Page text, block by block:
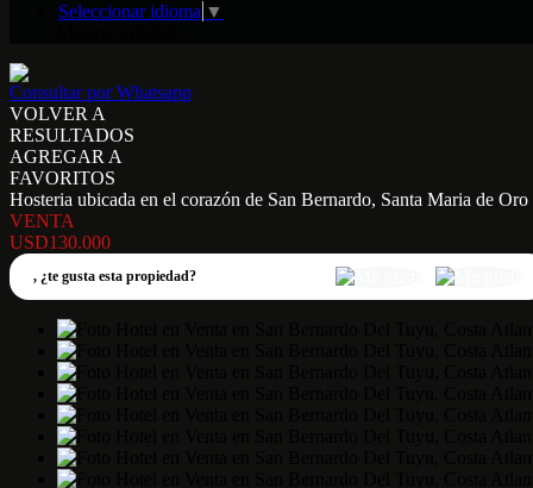
Seleccionar idioma ▼
Consultar por Whatsapp
VOLVER A
RESULTADOS
AGREGAR A
FAVORITOS
Hosteria ubicada en el corazón de San Bernardo, Santa Maria de Oro
VENTA
USD130.000
, ¿te gusta esta propiedad?